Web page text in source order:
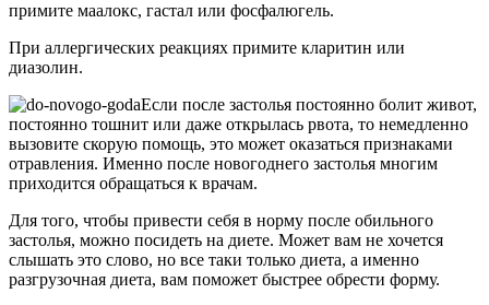
примите маалокс, гастал или фосфалюгель.
При аллергических реакциях примите кларитин или
диазолин.
Если после застолья постоянно болит живот,
постоянно тошнит или даже открылась рвота, то немедленно
вызовите скорую помощь, это может оказаться признаками
отравления. Именно после новогоднего застолья многим
приходится обращаться к врачам.
Для того, чтобы привести себя в норму после обильного
застолья, можно посидеть на диете. Может вам не хочется
слышать это слово, но все таки только диета, а именно
разгрузочная диета, вам поможет быстрее обрести форму.